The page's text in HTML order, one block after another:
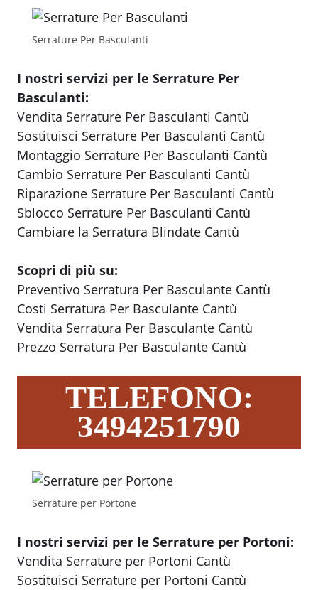
Serrature Per Basculanti
I nostri servizi per le Serrature Per
Basculanti:
Vendita Serrature Per Basculanti Cantù
Sostituisci Serrature Per Basculanti Cantù
Montaggio Serrature Per Basculanti Cantù
Cambio Serrature Per Basculanti Cantù
Riparazione Serrature Per Basculanti Cantù
Sblocco Serrature Per Basculanti Cantù
Cambiare la Serratura Blindate Cantù
Scopri di più su:
Preventivo Serratura Per Basculante Cantù
Costi Serratura Per Basculante Cantù
Vendita Serratura Per Basculante Cantù
Prezzo Serratura Per Basculante Cantù
TELEFONO:
3494251790
Serrature per Portone
I nostri servizi per le Serrature per Portoni:
Vendita Serrature per Portoni Cantù
Sostituisci Serrature per Portoni Cantù